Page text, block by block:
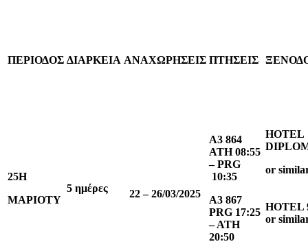
ΠΕΡΙΟΔΟΣ ΔΙΑΡΚΕΙΑ ΑΝΑΧΩΡΗΣΕΙΣ ΠΤΗΣΕΙΣ
25H
ΜΑΡΙΟΤY
5 ημέρες 22 – 26/03/2025
Α3 864
ATH 08:55
– PRG
10:35
A3 867
PRG 17:25
– ATH
20:50
HOTEL
or
HOTEL
or